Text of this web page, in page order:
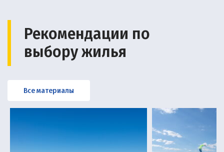
Рекомендации по
выбору жилья
Все материалы